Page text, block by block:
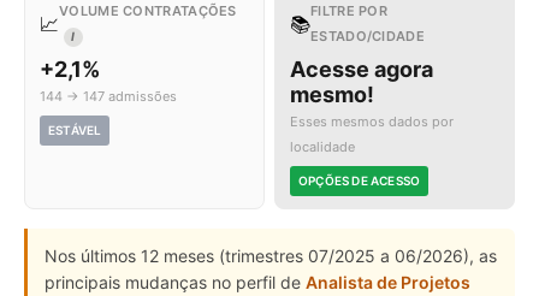
📈
VOLUME CONTRATAÇÕES
I
+2,1%
144 → 147 admissões
ESTÁVEL
📚
FILTRE POR
ESTADO/CIDADE
Acesse agora
mesmo!
Esses mesmos dados por
localidade
OPÇÕES DE ACESSO
Nos últimos 12 meses (trimestres 07/2025 a 06/2026), as
principais mudanças no perfil de Analista de Projetos